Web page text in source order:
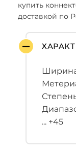
купить
доставкой по
... +45